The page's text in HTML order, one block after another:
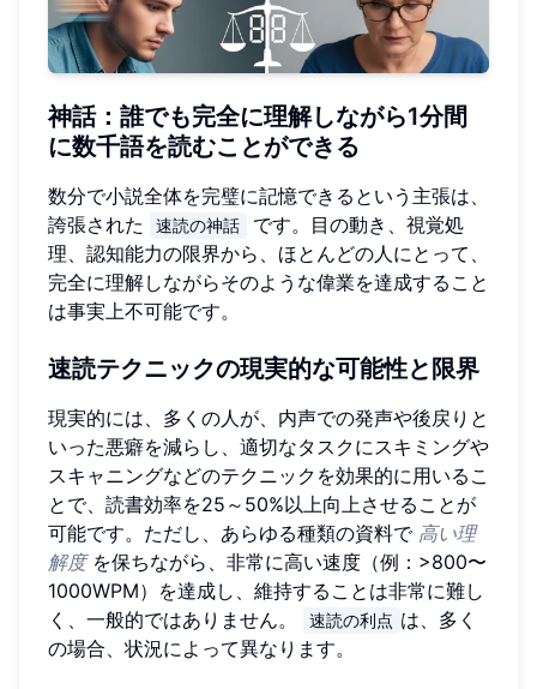
神話：誰でも完全に理解しながら1分間
に数千語を読むことができる
数分で小説全体を完璧に記憶できるという主張は、
誇張された
速読の神話
です。目の動き、視覚処
理、認知能力の限界から、ほとんどの人にとって、
完全に理解しながらそのような偉業を達成すること
は事実上不可能です。
速読テクニックの現実的な可能性と限界
現実的には、多くの人が、内声での発声や後戻りと
いった悪癖を減らし、適切なタスクにスキミングや
スキャニングなどのテクニックを効果的に用いるこ
とで、読書効率を25～50%以上向上させることが
可能です。ただし、あらゆる種類の資料で 高い理
解度を保ちながら、非常に高い速度（例：>800〜
1000WPM）を達成し、維持することは非常に難し
く、一般的ではありません。
速読の利点 は、多く
の場合、状況によって異なります。